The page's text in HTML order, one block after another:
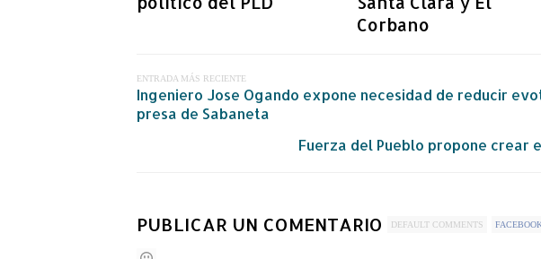
Corbano
ENTRADA MÁS RECIENTE
Ingeniero Jose Ogando expone necesidad de reducir
presa de Sabaneta
Fuerza del Pueblo propone
PUBLICAR UN COMENTARIO DEFAULT COMMENTS